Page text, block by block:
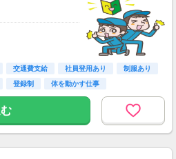
交通費支給 社員登用あり
制服あり
登録制 体を動かす仕事